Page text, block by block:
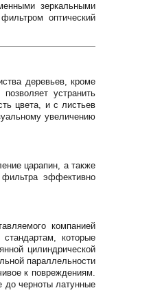
зеркальными
оптический
деревьев, кроме
устранить
цвета, и с листьев
увеличению
царапин, а также
фильтра эффективно
компанией
которые
цилиндрической
параллельности
к повреждениям.
до черноты латунные